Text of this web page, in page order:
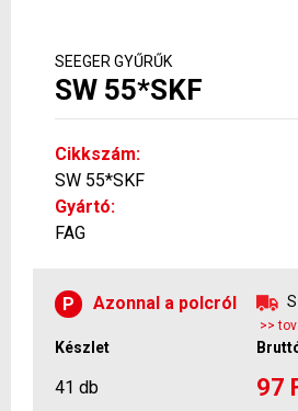
SEEGER GYŰRŰK
SW 55*SKF
Cikkszám:
SW 55*SKF
Gyártó:
FAG
P Azonnal a polcról
>>
Készlet
41 db 97